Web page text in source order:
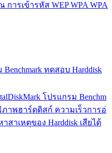
ารเข้ารหัส WEP WPA WPA
ทดสอบ Harddisk
โปรแกรม Benchm
าพฮาร์ดดิสก์ ความเร็วการอ่
สาเหตุของ Harddisk เสียได้